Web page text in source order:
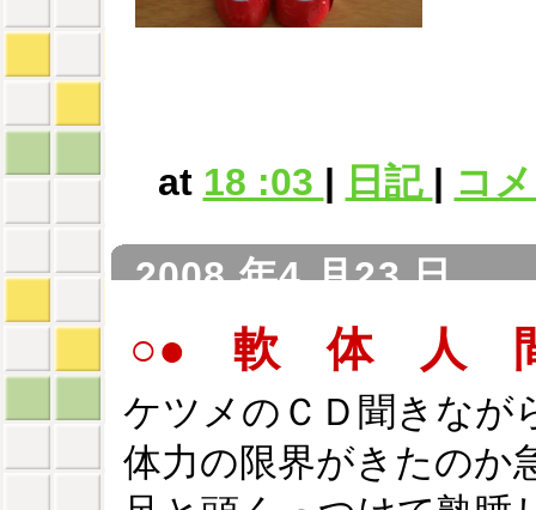
at 18 :03 | 日記 | コ
2008 年4 月23 日
○● 軟 体
ケツメのＣＤ聞きなが
体力の限界がきたのか